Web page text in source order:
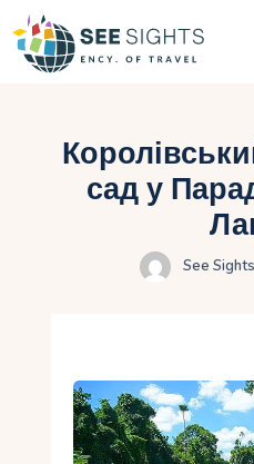
Гарячі тури
Блог
Контакти
сад у
See Sights